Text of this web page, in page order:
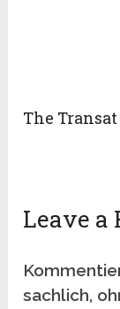
The Transat
Leave a
sachlich,